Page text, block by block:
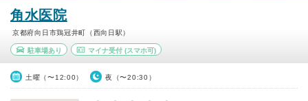
角水医院
京都府向日市鶏冠井町（西向日駅）
駐車場あり マイナ受付(スマホ可)
土曜（〜12:00） 夜（〜20:30）